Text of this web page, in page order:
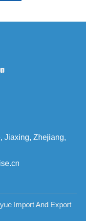
Jiaxing, Zhejiang,
Import And Export